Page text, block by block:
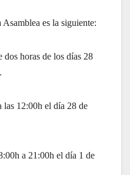
es la siguiente:
horas de los días 28
las 12:00h el día 28 de
a 21:00h el día 1 de